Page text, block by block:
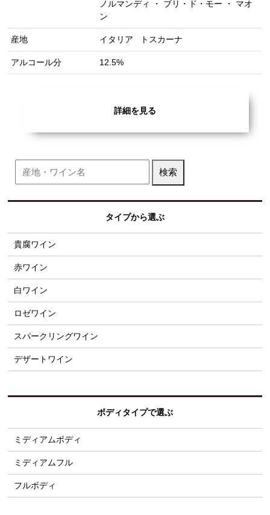
ノルマンディ ・ ブリ・ド・モー ・ マオ
ン
産地 イタリア トスカーナ
アルコール分 12.5%
詳細を見る
タイプから選ぶ
貴腐ワイン
赤ワイン
白ワイン
ロゼワイン
スパークリングワイン
デザートワイン
ボディタイプで選ぶ
ミディアムボディ
ミディアムフル
フルボディ